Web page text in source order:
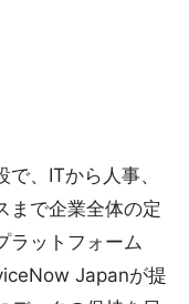
、ITから人事、
まで企業全体の定
ラットフォーム
Japanが提